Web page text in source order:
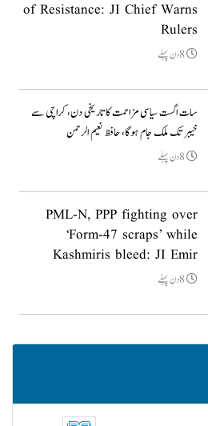
of Resistance: JI Chief Warns
Rulers
8دن پہلے
سات اگست سیاسی مزاحمت کا تاریخی دن، کراچی سے
خیبر تک ملک جام ہوگا، حافظ نعیم الرحمن
8دن پہلے
PML-N, PPP fighting over
‘Form-47 scraps’ while
Kashmiris bleed: JI Emir
8دن پہلے